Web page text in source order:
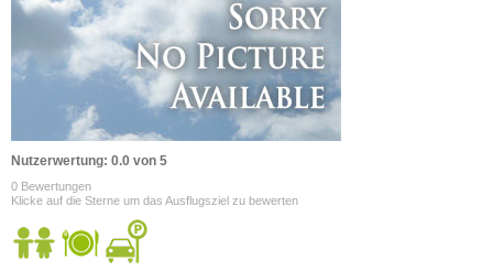
Nutzerwertung: 0.0 von 5
0 Bewertungen
Klicke auf die Sterne um das Ausflugsziel zu bewerten